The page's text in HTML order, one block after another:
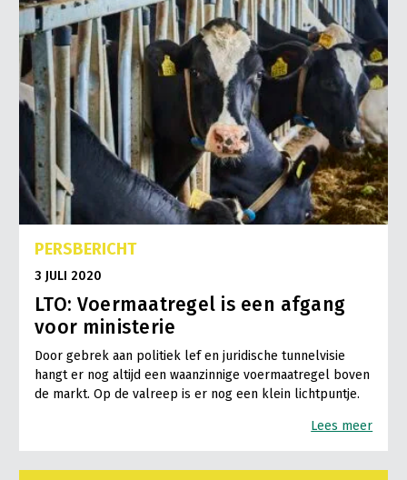
PERSBERICHT
3 JULI 2020
LTO: Voermaatregel is een afgang
voor ministerie
Door gebrek aan politiek lef en juridische tunnelvisie
hangt er nog altijd een waanzinnige voermaatregel boven
de markt. Op de valreep is er nog een klein lichtpuntje.
Lees meer